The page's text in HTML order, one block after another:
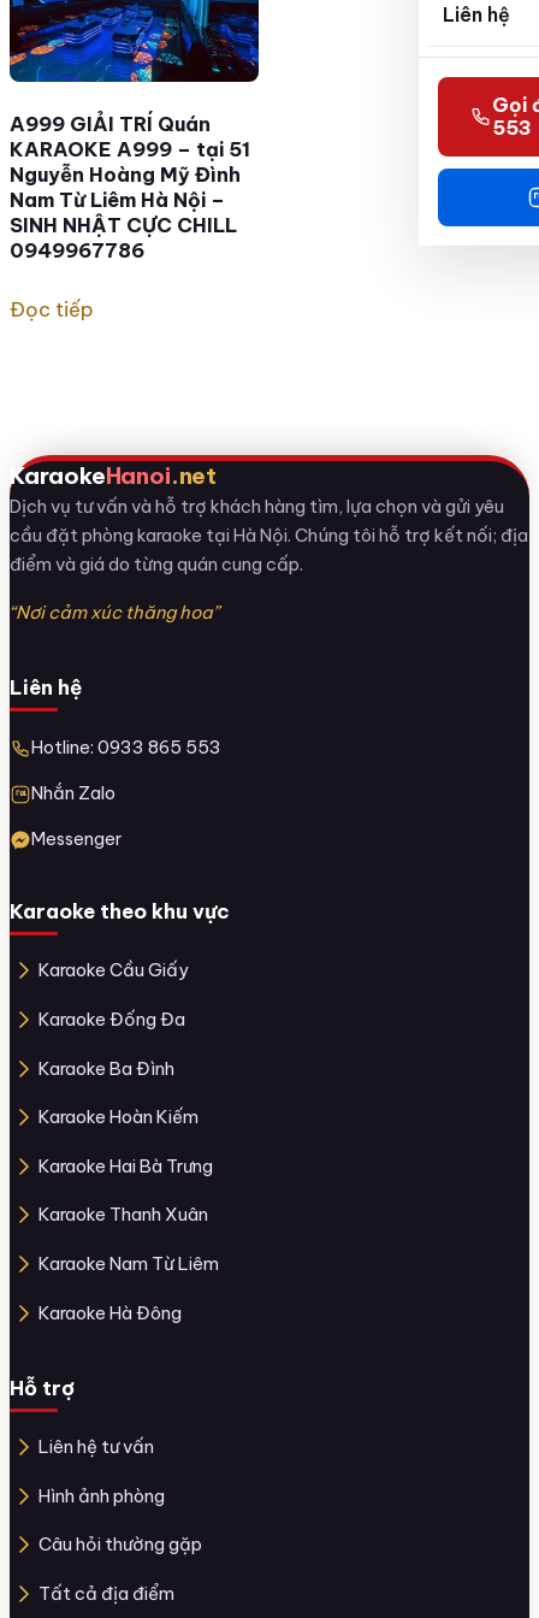
Liên hệ
Gọi
553
A999 GIẢI TRÍ Quán
KARAOKE A999 – tại 51
Nguyễn Hoàng Mỹ Đình
Nam Từ Liêm Hà Nội –
SINH NHẬT CỰC CHILL
0949967786
Đọc tiếp
KaraokeHanoi.net
Dịch vụ tư vấn và hỗ trợ khách hàng tìm, lựa chọn và gửi yêu
cầu đặt phòng karaoke tại Hà Nội. Chúng tôi hỗ trợ kết nối; địa
điểm và giá do từng quán cung cấp.
“Nơi cảm xúc thăng hoa”
Liên hệ
Hotline: 0933 865 553
Nhắn Zalo
Messenger
Karaoke theo khu vực
Karaoke Cầu Giấy
Karaoke Đống Đa
Karaoke Ba Đình
Karaoke Hoàn Kiếm
Karaoke Hai Bà Trưng
Karaoke Thanh Xuân
Karaoke Nam Từ Liêm
Karaoke Hà Đông
Hỗ trợ
Liên hệ tư vấn
Hình ảnh phòng
Câu hỏi thường gặp
Tất cả địa điểm